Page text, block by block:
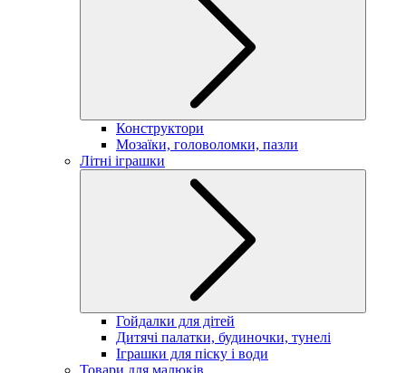
Конструктори
Мозаїки, головоломки, пазли
Літні іграшки
Гойдалки для дітей
Дитячі палатки, будиночки, тунелі
Іграшки для піску і води
Товари для малюків